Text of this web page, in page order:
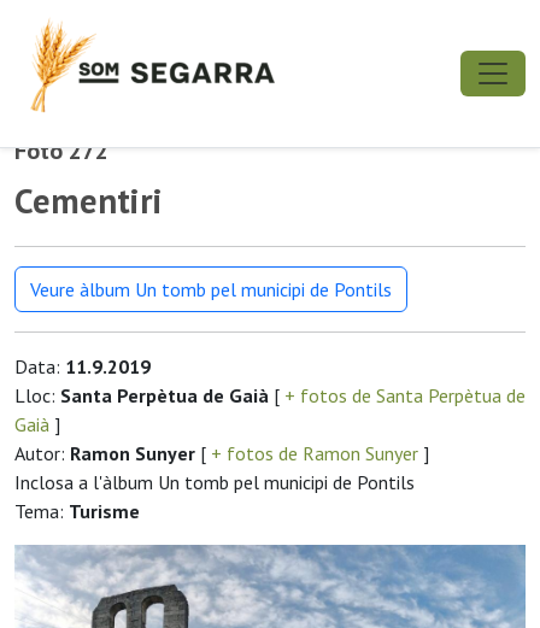
Foto 272
Cementiri
Veure àlbum Un tomb pel municipi de Pontils
Data: 11.9.2019
Lloc: Santa Perpètua de Gaià [ + fotos de Santa Perpètua de
Gaià ]
Autor: Ramon Sunyer [ + fotos de Ramon Sunyer ]
Inclosa a l'àlbum Un tomb pel municipi de Pontils
Tema: Turisme